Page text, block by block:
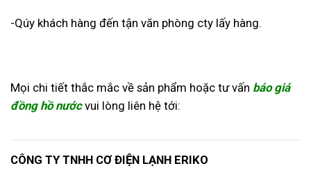
-Qúy khách hàng đến tận văn phòng cty lấy hàng.
Mọi chi tiết thắc mắc về sản phẩm hoặc tư vấn báo giá
đồng hồ nướcvui lòng liên hệ tới:
CÔNG TY TNHH CƠ ĐIỆN LẠNH ERIKO